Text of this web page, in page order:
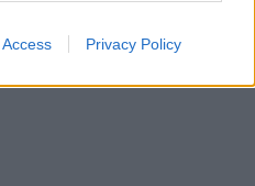
Privacy Policy